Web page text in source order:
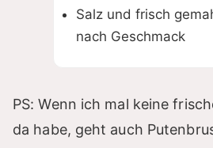
Salz und frisch
nach Geschmack
PS: Wenn ich mal keine
da habe, geht auch